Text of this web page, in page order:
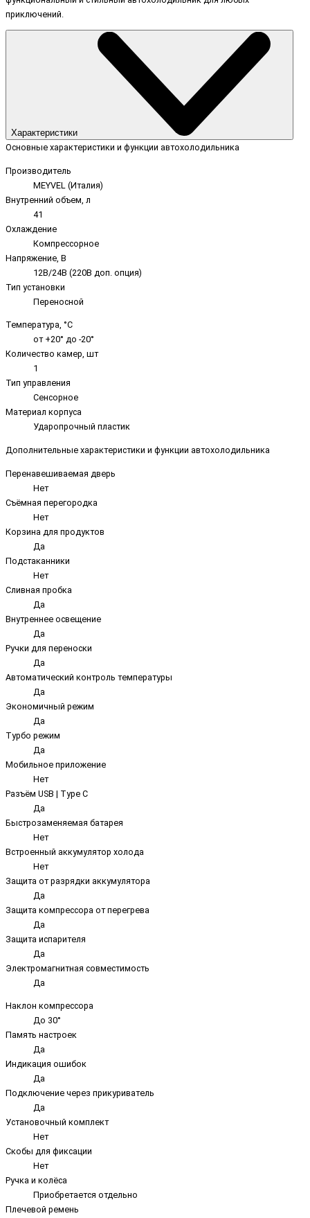
приключений.
Характеристики
Основные характеристики и функции автохолодильника
Производитель
MEYVEL (Италия)
Внутренний объем, л
41
Охлаждение
Компрессорное
Напряжение, В
12В/24В (220В доп. опция)
Тип установки
Переносной
Температура, °C
от +20° до -20°
Количество камер, шт
1
Тип управления
Сенсорное
Материал корпуса
Ударопрочный пластик
Дополнительные характеристики и функции автохолодильника
Перенавешиваемая дверь
Нет
Съёмная перегородка
Нет
Корзина для продуктов
Да
Подстаканники
Нет
Сливная пробка
Да
Внутреннее освещение
Да
Ручки для переноски
Да
Автоматический контроль температуры
Да
Экономичный режим
Да
Турбо режим
Да
Мобильное приложение
Нет
Разъём USB | Type C
Да
Быстрозаменяемая батарея
Нет
Встроенный аккумулятор холода
Нет
Защита от разрядки аккумулятора
Да
Защита компрессора от перегрева
Да
Защита испарителя
Да
Электромагнитная совместимость
Да
Наклон компрессора
До 30°
Память настроек
Да
Индикация ошибок
Да
Подключение через прикуриватель
Да
Установочный комплект
Нет
Скобы для фиксации
Нет
Ручка и колёса
Приобретается отдельно
Плечевой ремень